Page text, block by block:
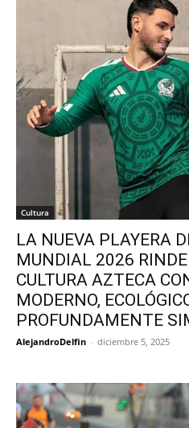
Cultura
LA NUEVA PLAYERA
MUNDIAL 2026
CULTURA AZTECA
MODERNO,
PROFUNDAMENTE
AlejandroDelfin - diciembre 5, 2025